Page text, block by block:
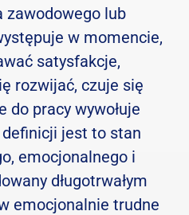
zawodowego lub
w momencie,
satysfakcje,
rozwijać, czuje się
do pracy wywołuje
definicji jest to stan
emocjonalnego i
długotrwałym
emocjonalnie trudne